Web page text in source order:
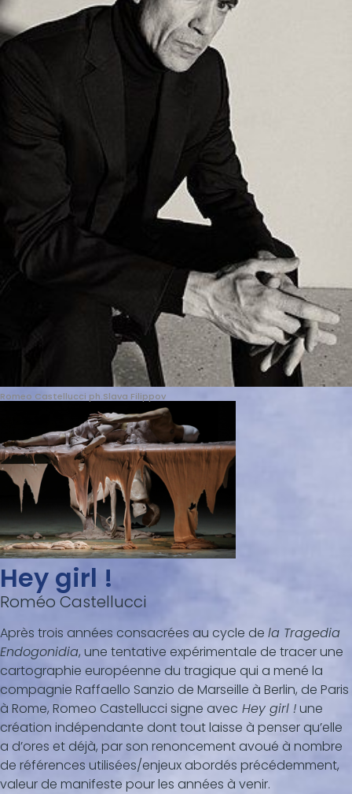
Romeo Castellucci ph.Slava Filippov
Hey girl !
Roméo Castellucci
Après trois années consacrées au cycle de la Tragedia
Endogonidia, une tentative expérimentale de tracer une
cartographie européenne du tragique qui a mené la
compagnie Raffaello Sanzio de Marseille à Berlin, de Paris
à Rome, Romeo Castellucci signe avec Hey girl !une
création indépendante dont tout laisse à penser qu’elle
a d’ores et déjà, par son renoncement avoué à nombre
de références utilisées/enjeux abordés précédemment,
valeur de manifeste pour les années à venir.